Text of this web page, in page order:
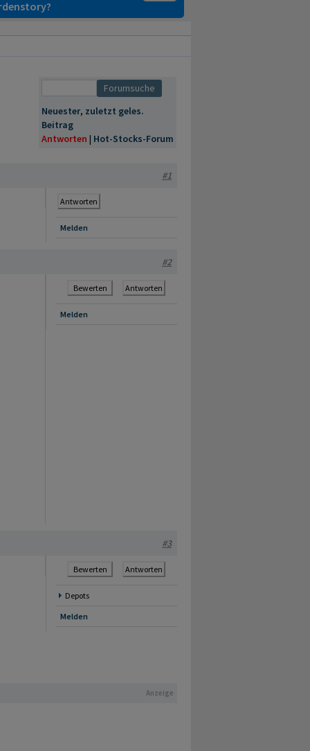
Neuester, zuletzt geles.
Beitrag
Antworten | Hot-Stocks-Forum
#1
Antworten
Melden
#2
Bewerten Antworten
Melden
#3
Bewerten Antworten
Depots
Melden
Anzeige